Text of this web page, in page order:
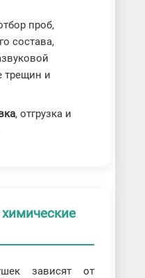
проб,
состава,
трещин и
, отгрузка и
зависят от